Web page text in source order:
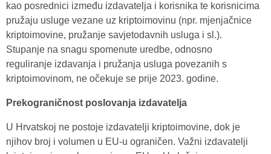
kao posrednici između izdavatelja i korisnika te korisnicima
pružaju usluge vezane uz kriptoimovinu (npr. mjenjačnice
kriptoimovine, pružanje savjetodavnih usluga i sl.).
Stupanje na snagu spomenute uredbe, odnosno
reguliranje izdavanja i pružanja usluga povezanih s
kriptoimovinom, ne očekuje se prije 2023. godine.
Prekograničnost poslovanja izdavatelja
U Hrvatskoj ne postoje izdavatelji kriptoimovine, dok je
njihov broj i volumen u EU-u ograničen. Važni izdavatelji